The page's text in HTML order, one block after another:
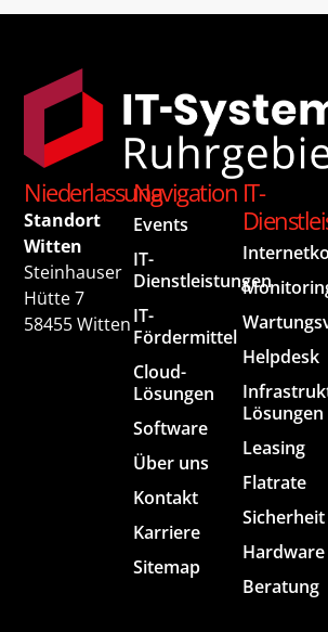
Niederlassung
Standort
Witten
Steinhauser
Hütte 7
58455 Witten
Navigation
Events
IT-
Dienstleistungen
IT-
Fördermittel
Cloud-
Lösungen
Software
Über uns
Kontakt
Karriere
Sitemap
IT-
Helpdesk
Lösungen
Leasing
Flatrate
Sicherheit
Hardware
Beratung